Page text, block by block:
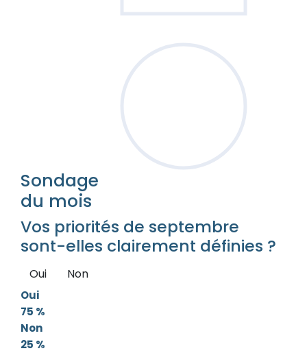
Sondage
du mois
Vos priorités de septembre
sont-elles clairement définies ?
Oui Non
Oui
75 %
Non
25 %